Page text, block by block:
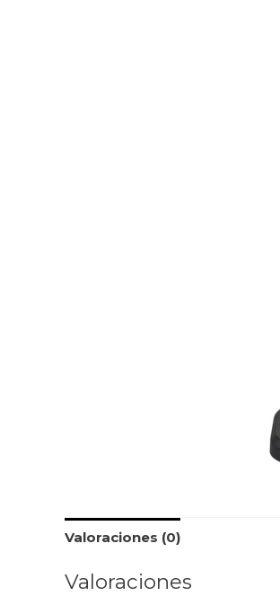
Valoraciones (0)
Valoraciones